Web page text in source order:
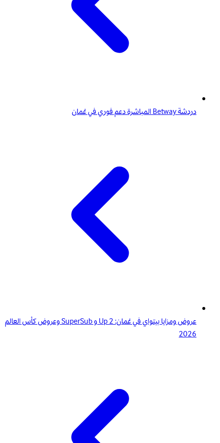
دردشة Betway المباشرة دعم فوري في عُمان
عروض ومزايا بيتواي في عُمان: 2 Up و SuperSub وعروض كأس العالم
2026